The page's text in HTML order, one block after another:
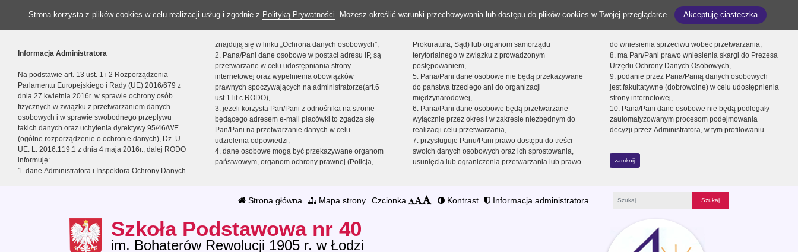
Strona korzysta z plików cookies w celu realizacji usług i zgodnie z Polityką Prywatności. Możesz określić warunki przechowywania lub dostępu do plików cookies w Twojej przeglądarce. Akceptuję ciasteczka
Informacja Administratora
Na podstawie art. 13 ust. 1 i 2 Rozporządzenia
Parlamentu Europejskiego i Rady (UE) 2016/679 z
dnia 27 kwietnia 2016r. w sprawie ochrony osób
fizycznych w związku z przetwarzaniem danych
osobowych i w sprawie swobodnego przepływu
takich danych oraz uchylenia dyrektywy 95/46/WE
(ogólne rozporządzenie o ochronie danych), Dz. U.
UE. L. 2016.119.1 z dnia 4 maja 2016r., dalej RODO
informuję:
1. dane Administratora i Inspektora Ochrony Danych
znajdują się w linku „Ochrona danych osobowych”,
2. Pana/Pani dane osobowe w postaci adresu IP, są
przetwarzane w celu udostępniania strony
internetowej oraz wypełnienia obowiązków
prawnych spoczywających na administratorze(art.6
ust.1 lit.c RODO),
3. jeżeli korzysta Pan/Pani z odnośnika na stronie
będącego adresem e-mail placówki to zgadza się
Pan/Pani na przetwarzanie danych w celu
udzielenia odpowiedzi,
4. dane osobowe mogą być przekazywane organom
państwowym, organom ochrony prawnej (Policja,
Prokuratura, Sąd) lub organom samorządu
terytorialnego w związku z prowadzonym
postępowaniem,
5. Pana/Pani dane osobowe nie będą przekazywane
do państwa trzeciego ani do organizacji
międzynarodowej,
6. Pana/Pani dane osobowe będą przetwarzane
wyłącznie przez okres i w zakresie niezbędnym do
realizacji celu przetwarzania,
7. przysługuje Panu/Pani prawo dostępu do treści
swoich danych osobowych oraz ich sprostowania,
usunięcia lub ograniczenia przetwarzania lub prawo
do wniesienia sprzeciwu wobec przetwarzania,
8. ma Pan/Pani prawo wniesienia skargi do Prezesa
Urzędu Ochrony Danych Osobowych,
9. podanie przez Pana/Panią danych osobowych
jest fakultatywne (dobrowolne) w celu udostępnienia
strony internetowej,
10. Pana/Pani dane osobowe nie będą podlegały
zautomatyzowanym procesom podejmowania
decyzji przez Administratora, w tym profilowaniu.
zamknij
Strona główna Mapa strony Czcionka Kontrast Informacja administratora
Szkoła Podstawowa nr 40
im. Bohaterów Rewolucji 1905 r. w Łodzi